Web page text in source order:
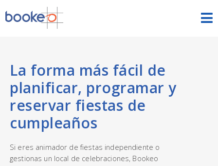
FUNCIONES
La forma más fácil de
planificar, programar y
reservar fiestas de
cumpleaños
Si eres animador de fiestas independiente o
gestionas un local de celebraciones, Bookeo